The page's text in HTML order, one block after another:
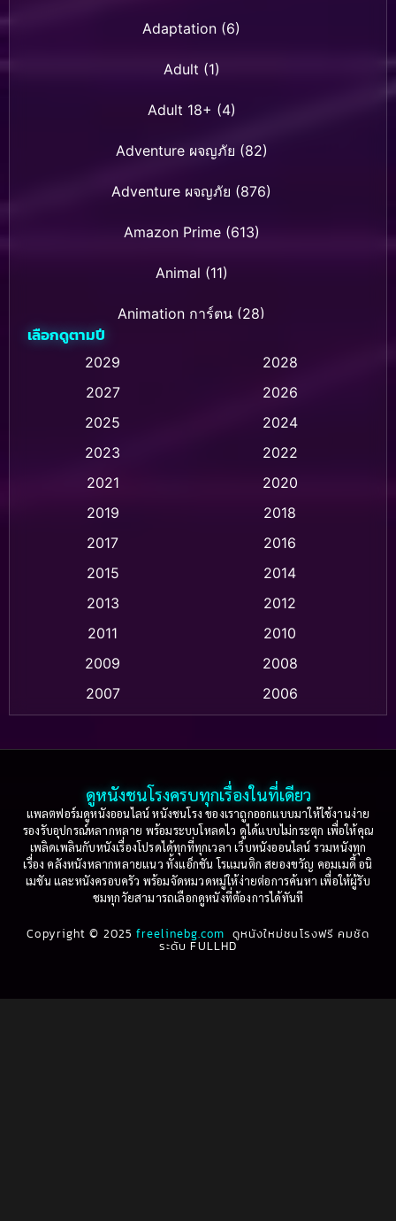
Adaptation (6)
Adult (1)
Adult 18+ (4)
Adventure ผจญภัย (82)
Adventure ผจญภัย (876)
Amazon Prime(613)
Animal (11)
Animation การ์ตูน (28)
Animation การ์ตูน (236)
Animation การ์ตูน (32)
Animation แอนิเมชั่น (1)
Animation แอนิเมชัน (1)
Based on a True Story เรื่องจริง(75)
Based on Novel(16)
Betrayal(1)
Biography(3)
เลือกดูตามปี
2029
2028
2027
2026
2025
2024
2023
2022
2021
2020
2019
2018
2017
2016
2015
2014
2013
2012
2011
2010
2009
2008
2007
2006
2003
2002
2001
2000
1999
1998
1997
1996
1995
1994
1993
1992
1991
1990
ดูหนังชนโรงครบทุกเรื่องในที่เดียว
แพลตฟอร์มดูหนังออนไลน์ หนังชนโรง ของเราถูกออกแบบมาให้ใช้งานง่าย
รองรับอุปกรณ์หลากหลาย พร้อมระบบโหลดไว ดูได้แบบไม่กระตุก เพื่อให้คุณ
เพลิดเพลินกับหนังเรื่องโปรดได้ทุกที่ทุกเวลา เว็บหนังออนไลน์ รวมหนังทุก
เรื่อง คลังหนังหลากหลายแนว ทั้งแอ็กชัน โรแมนติก สยองขวัญ คอมเมดี้ อนิ
เมชัน และหนังครอบครัว พร้อมจัดหมวดหมู่ให้ง่ายต่อการค้นหา เพื่อให้ผู้รับ
ชมทุกวัยสามารถเลือกดูหนังที่ต้องการได้ทันที
Copyright © 2025freelinebg.com ดูหนังใหม่ชนโรงฟรี คมชัด
ระดับ FULLHD